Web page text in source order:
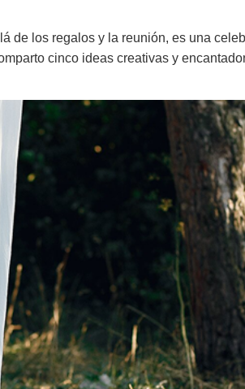
de los regalos y la reunión, es una
cinco ideas creativas y